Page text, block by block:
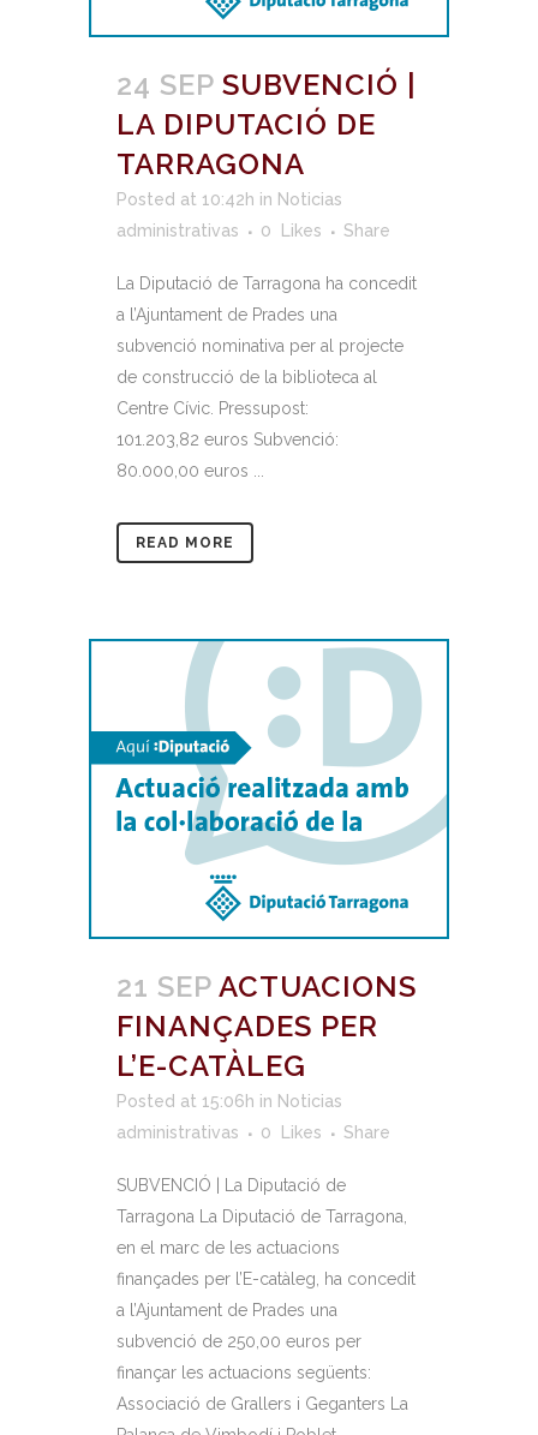
24 SEP SUBVENCIÓ |
LA DIPUTACIÓ DE
TARRAGONA
Posted at 10:42h in Noticias
administrativas
0 Likes Share
La Diputació de Tarragona ha concedit
a l’Ajuntament de Prades una
subvenció nominativa per al projecte
de construcció de la biblioteca al
Centre Cívic. Pressupost:
101.203,82 euros Subvenció:
80.000,00 euros ...
READ MORE
21 SEP ACTUACIONS
FINANÇADES PER
L’E-CATÀLEG
Posted at 15:06h in Noticias
administrativas
0 Likes Share
SUBVENCIÓ | La Diputació de
Tarragona La Diputació de Tarragona,
en el marc de les actuacions
finançades per l’E-catàleg, ha concedit
a l’Ajuntament de Prades una
subvenció de 250,00 euros per
finançar les actuacions següents:
Associació de Grallers i Geganters La